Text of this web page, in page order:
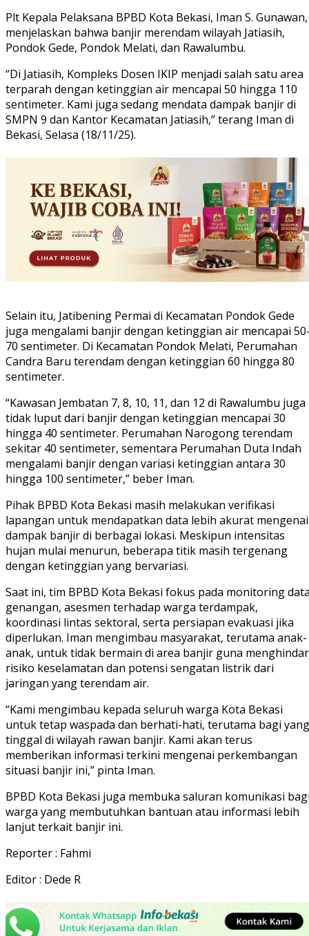
Plt Kepala Pelaksana BPBD Kota Bekasi, Iman S. Gunawan,
menjelaskan bahwa banjir merendam wilayah Jatiasih,
Pondok Gede, Pondok Melati, dan Rawalumbu.
“Di Jatiasih, Kompleks Dosen IKIP menjadi salah satu area
terparah dengan ketinggian air mencapai 50 hingga 110
sentimeter. Kami juga sedang mendata dampak banjir di
SMPN 9 dan Kantor Kecamatan Jatiasih,” terang Iman di
Bekasi, Selasa (18/11/25).
Selain itu, Jatibening Permai di Kecamatan Pondok Gede
juga mengalami banjir dengan ketinggian air mencapai
70 sentimeter. Di Kecamatan Pondok Melati, Perumahan
Candra Baru terendam dengan ketinggian 60 hingga 80
sentimeter.
“Kawasan Jembatan 7, 8, 10, 11, dan 12 di Rawalumbu juga
tidak luput dari banjir dengan ketinggian mencapai 30
hingga 40 sentimeter. Perumahan Narogong terendam
sekitar 40 sentimeter, sementara Perumahan Duta Indah
mengalami banjir dengan variasi ketinggian antara 30
hingga 100 sentimeter,” beber Iman.
Pihak BPBD Kota Bekasi masih melakukan verifikasi
lapangan untuk mendapatkan data lebih akurat mengenai
dampak banjir di berbagai lokasi. Meskipun intensitas
hujan mulai menurun, beberapa titik masih tergenang
dengan ketinggian yang bervariasi.
Saat ini, tim BPBD Kota Bekasi fokus pada monitoring
genangan, asesmen terhadap warga terdampak,
koordinasi lintas sektoral, serta persiapan evakuasi jika
diperlukan. Iman mengimbau masyarakat, terutama anak-
anak, untuk tidak bermain di area banjir guna
risiko keselamatan dan potensi sengatan listrik dari
jaringan yang terendam air.
“Kami mengimbau kepada seluruh warga Kota Bekasi
untuk tetap waspada dan berhati-hati, terutama bagi yang
tinggal di wilayah rawan banjir. Kami akan terus
memberikan informasi terkini mengenai perkembangan
situasi banjir ini,” pinta Iman.
BPBD Kota Bekasi juga membuka saluran komunikasi
warga yang membutuhkan bantuan atau informasi lebih
lanjut terkait banjir ini.
Reporter : Fahmi
Editor : Dede R